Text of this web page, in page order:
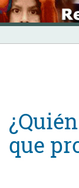
Skip
to
content
INICIO
que